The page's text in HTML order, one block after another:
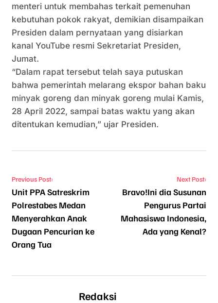
menteri untuk membahas terkait pemenuhan
kebutuhan pokok rakyat, demikian disampaikan
Presiden dalam pernyataan yang disiarkan
kanal YouTube resmi Sekretariat Presiden,
Jumat.
“Dalam rapat tersebut telah saya putuskan
bahwa pemerintah melarang ekspor bahan baku
minyak goreng dan minyak goreng mulai Kamis,
28 April 2022, sampai batas waktu yang akan
ditentukan kemudian,” ujar Presiden.
Navigasi pos
Previous Post:
Unit PPA Satreskrim
Polrestabes Medan
Menyerahkan Anak
Dugaan Pencurian ke
Orang Tua
Next Post:
Bravo!Ini dia Susunan
Pengurus Partai
Mahasiswa Indonesia,
Ada yang Kenal?
Redaksi